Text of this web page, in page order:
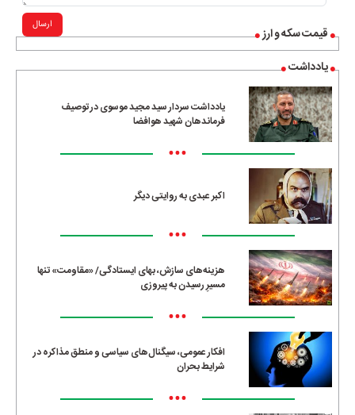
قیمت سکه و ارز
یادداشت
یادداشت سردار سید مجید موسوی در توصیف
فرماندهان شهید هوافضا
•••
اکبر عبدی به روایتی دیگر
•••
هزینه‌های سازش، بهای ایستادگی/ «مقاومت» تنها
مسیرِ رسیدن به پیروزی
•••
افکار عمومی، سیگنال‌های سیاسی و منطق مذاکره در
شرایط بحران
•••
ارسال